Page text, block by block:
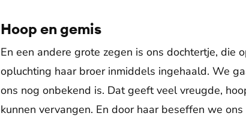
Hoop en gemis
En een andere grote zegen is ons dochtertje, die
opluchting haar broer inmiddels ingehaald. We
ons nog onbekend is. Dat geeft veel vreugde,
kunnen vervangen. En door haar beseffen we